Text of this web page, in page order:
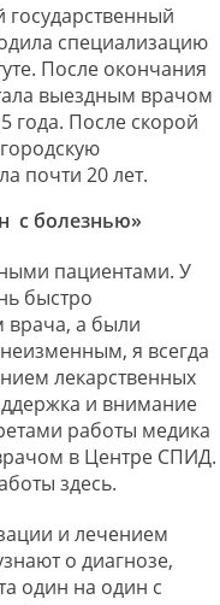
государственный
специализацию
После окончания
выездным врачом
года. После скорой
почти 20 лет.
с болезнью»
пациентами.У
быстро
врача, а были
я всегда
лекарственных
и внимание
работы медика
в Центре СПИД.
здесь.
и лечением
о диагнозе,
один на один с